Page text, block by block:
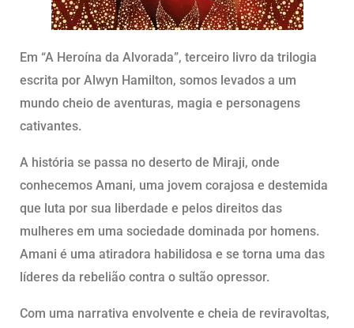
Em “A Heroína da Alvorada”, terceiro livro da trilogia
escrita por Alwyn Hamilton, somos levados a um
mundo cheio de aventuras, magia e personagens
cativantes.
A história se passa no deserto de Miraji, onde
conhecemos Amani, uma jovem corajosa e destemida
que luta por sua liberdade e pelos direitos das
mulheres em uma sociedade dominada por homens.
Amani é uma atiradora habilidosa e se torna uma das
líderes da rebelião contra o sultão opressor.
Com uma narrativa envolvente e cheia de reviravoltas,